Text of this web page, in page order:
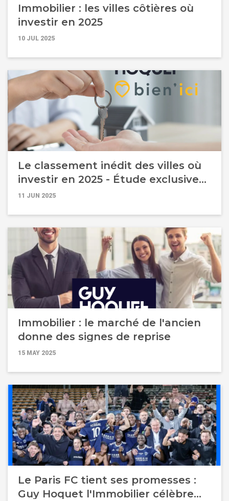
Immobilier : les villes côtières où
investir en 2025
10 JUL 2025
Le classement inédit des villes où
investir en 2025 - Étude exclusive
Guy Hoquet et Bien’Ici
11 JUN 2025
Immobilier : le marché de l'ancien
donne des signes de reprise
15 MAY 2025
Le Paris FC tient ses promesses :
Guy Hoquet l'Immobilier célèbre